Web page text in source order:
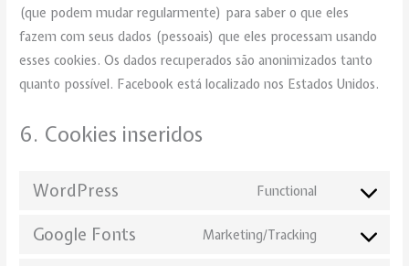
(que podem mudar regularmente) para saber o que eles
fazem com seus dados (pessoais) que eles processam usando
esses cookies. Os dados recuperados são anonimizados tanto
quanto possível. Facebook está localizado nos Estados Unidos.
6. Cookies inseridos
WordPress Functional
Google Fonts Marketing/Tracking